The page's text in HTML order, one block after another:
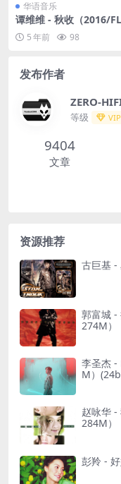
华语音乐
谭维维 - 秋收（2016/
P分轨/69.3M）
5 年前 98
发布作者
ZERO-
等级
9404
文章
资源推荐
古巨基 -
郭富城 -
274M）
李圣杰 -
M）
赵咏华 -
284M）
彭羚 -